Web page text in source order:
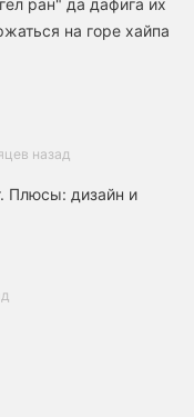
на горе хайпа
назад
Плюсы: дизайн и